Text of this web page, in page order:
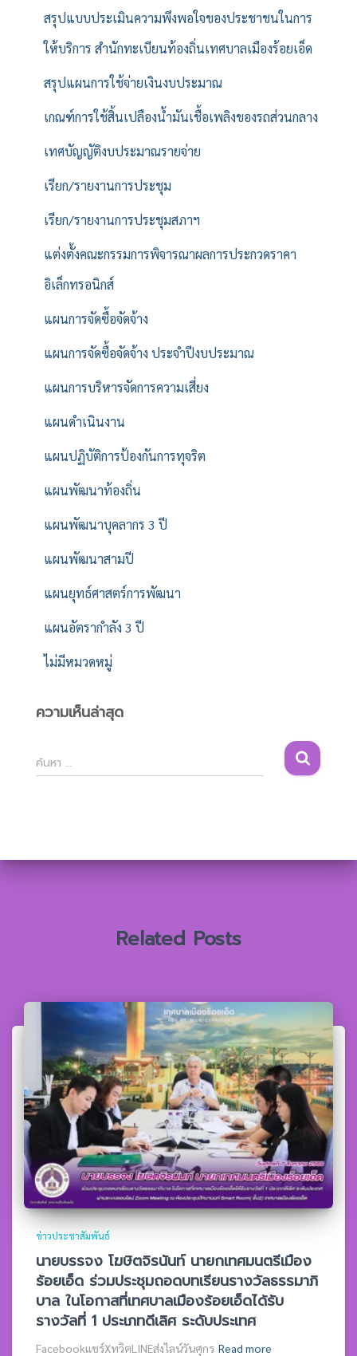
สรุปแบบประเมินความพึงพอใจของประชาชนในการ
ให้บริการ สำนักทะเบียนท้องถิ่นเทศบาลเมืองร้อยเอ็ด
สรุปแผนการใช้จ่ายเงินงบประมาณ
เกณฑ์การใช้สิ้นเปลืองน้ำมันเชื้อเพลิงของรถส่วนกลาง
เทศบัญญัติงบประมาณรายจ่าย
เรียก/รายงานการประชุม
เรียก/รายงานการประชุมสภาฯ
แต่งตั้งคณะกรรมการพิจารณาผลการประกวดราคา
อิเล็กทรอนิกส์
แผนการจัดซื้อจัดจ้าง
แผนการจัดซื้อจัดจ้าง ประจำปีงบประมาณ
แผนการบริหารจัดการความเสี่ยง
แผนดำเนินงาน
แผนปฏิบัติการป้องกันการทุจริต
แผนพัฒนาท้องถิ่น
แผนพัฒนาบุคลากร 3 ปี
แผนพัฒนาสามปี
แผนยุทธ์ศาสตร์การพัฒนา
แผนอัตรากำลัง 3 ปี
ไม่มีหมวดหมู่
ความเห็นล่าสุด
ค้
น
ห
ค้นหา …
Related Posts
ข่าวประชาสัมพันธ์
นายบรรจง โฆษิตจิรนันท์ นายกเทศมนตรีเมือง
ร้อยเอ็ด ร่วมประชุมถอดบทเรียนรางวัลธรรมาภิ
บาล ในโอกาสที่เทศบาลเมืองร้อยเอ็ดได้รับ
รางวัลที่ 1 ประเภทดีเลิศ ระดับประเทศ
Facebookแชร์XทวิตLINEส่งไลน์วันศุกร Read more